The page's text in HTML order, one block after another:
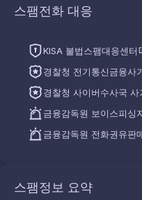
스팸전화 대응
KISA 불법스팸대응센터
경찰청 전기통신금융사
경찰청 사이버수사국 사
금융감독원 보이스피싱
금융감독원 전화권유판
스팸정보 요약